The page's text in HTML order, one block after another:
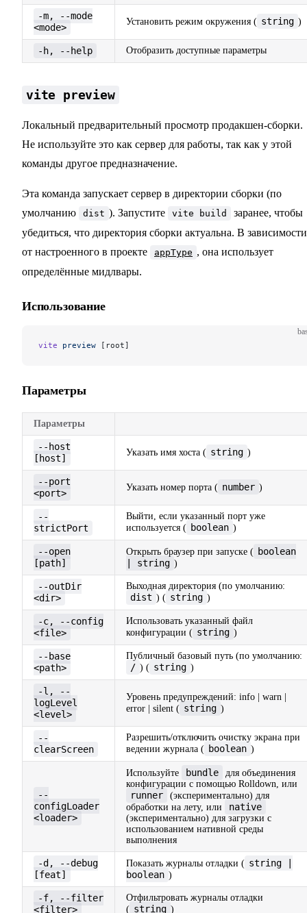
-m, --mode
<mode>
Установить режим окружения ( string )
-h, --help Отобразить доступные параметры
vite preview
Локальный предварительный просмотр продакшен-сборки.
Не используйте это как сервер для работы, так как у этой
команды другое предназначение.
Эта команда запускает сервер в директории сборки (по
умолчанию
dist ). Запустите vite build
заранее, чтобы
убедиться, что директория сборки актуальна. В зависимости
от настроенного в проекте
appType , она использует
определённые мидлвары.
Использование
vite preview [root]
Параметры
Параметры
--host
[host]
Указать имя хоста ( string )
--port
<port>
Указать номер порта ( number )
--
strictPort
Выйти, если указанный порт уже
используется ( boolean )
--open
[path]
Открыть браузер при запуске ( boolean
| string )
--outDir
<dir>
Выходная директория (по умолчанию:
dist ) ( string )
-c, --config
<file>
Использовать указанный файл
конфигурации ( string )
--base
<path>
Публичный базовый путь (по умолчанию:
/ ) ( string )
-l, --
logLevel
<level>
Уровень предупреждений: info | warn |
error | silent ( string )
--
clearScreen
Разрешить/отключить очистку экрана при
ведении журнала ( boolean )
--
configLoader
<loader>
Используйте bundle
для объединения
конфигурации с помощью Rolldown, или
runner
(экспериментально) для
обработки на лету, или
native
(экспериментально) для загрузки с
использованием нативной среды
выполнения
-d, --debug
[feat]
Показать журналы отладки ( string |
boolean )
-f, --filter
<filter>
Отфильтровать журналы отладки
( string )